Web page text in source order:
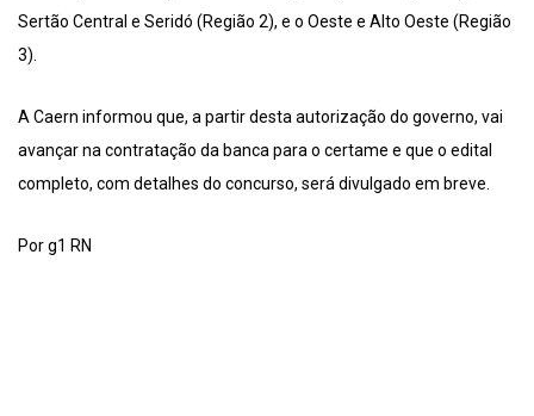
Sertão Central e Seridó (Região 2), e o Oeste e Alto Oeste (Região
3).
A Caern informou que, a partir desta autorização do governo, vai
avançar na contratação da banca para o certame e que o edital
completo, com detalhes do concurso, será divulgado em breve.
Por g1 RN